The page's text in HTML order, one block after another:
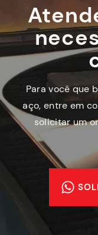
Para você que
aço, entre em
solicitar um